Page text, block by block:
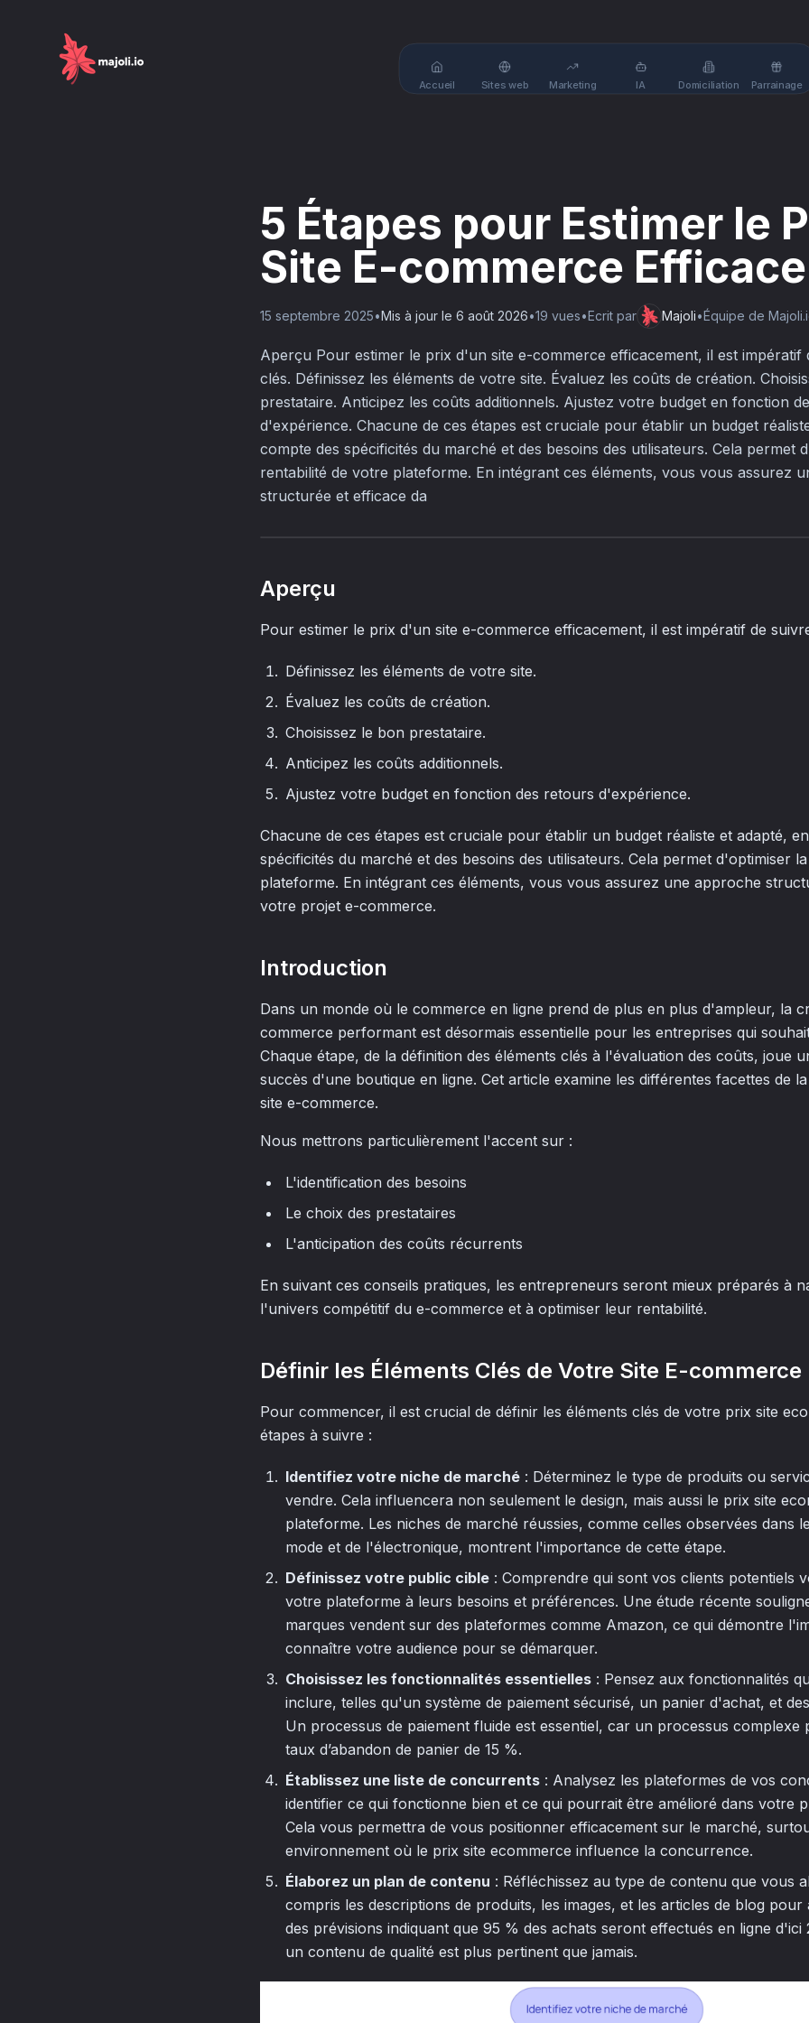
Accueil Sites web Marketing IA Domiciliation Parrainage
5 Étapes pour Estimer le
Site E-commerce
15 septembre 2025•Mis à jour le 6 août 2026•19 vues•Ecrit par Majoli•Équipe de
Aperçu Pour estimer le prix d'un site e-commerce efficacement, il est impératif
clés. Définissez les éléments de votre site. Évaluez les coûts de création.
prestataire. Anticipez les coûts additionnels. Ajustez votre budget en fonction
d'expérience. Chacune de ces étapes est cruciale pour établir un budget
compte des spécificités du marché et des besoins des utilisateurs. Cela permet
rentabilité de votre plateforme. En intégrant ces éléments, vous vous assurez
structurée et efficace da
Aperçu
Pour estimer le prix d'un site e-commerce efficacement, il est impératif de
Définissez les éléments de votre site.
Évaluez les coûts de création.
Choisissez le bon prestataire.
Anticipez les coûts additionnels.
Ajustez votre budget en fonction des retours d'expérience.
Chacune de ces étapes est cruciale pour établir un budget réaliste et adapté,
spécificités du marché et des besoins des utilisateurs. Cela permet d'optimiser
plateforme. En intégrant ces éléments, vous vous assurez une approche
votre projet e-commerce.
Introduction
Dans un monde où le commerce en ligne prend de plus en plus d'ampleur, la
commerce performant est désormais essentielle pour les entreprises qui
Chaque étape, de la définition des éléments clés à l'évaluation des coûts, joue
succès d'une boutique en ligne. Cet article examine les différentes facettes de
site e-commerce.
Nous mettrons particulièrement l'accent sur :
L'identification des besoins
Le choix des prestataires
L'anticipation des coûts récurrents
En suivant ces conseils pratiques, les entrepreneurs seront mieux préparés à
l'univers compétitif du e-commerce et à optimiser leur rentabilité.
Définir les Éléments Clés de Votre Site E-commerce
Pour commencer, il est crucial de définir les éléments clés de votre prix site
étapes à suivre :
Identifiez votre niche de marché : Déterminez le type de produits ou
vendre. Cela influencera non seulement le design, mais aussi le prix site
plateforme. Les niches de marché réussies, comme celles observées dans
mode et de l'électronique, montrent l'importance de cette étape.
Définissez votre public cible : Comprendre qui sont vos clients potentiels
votre plateforme à leurs besoins et préférences. Une étude récente
marques vendent sur des plateformes comme Amazon, ce qui démontre
connaître votre audience pour se démarquer.
Choisissez les fonctionnalités essentielles : Pensez aux fonctionnalités
inclure, telles qu'un système de paiement sécurisé, un panier d'achat, et
Un processus de paiement fluide est essentiel, car un processus complexe
taux d’abandon de panier de 15 %.
Établissez une liste de concurrents : Analysez les plateformes de vos
identifier ce qui fonctionne bien et ce qui pourrait être amélioré dans votre
Cela vous permettra de vous positionner efficacement sur le marché,
environnement où le prix site ecommerce influence la concurrence.
Élaborez un plan de contenu : Réfléchissez au type de contenu que vous
compris les descriptions de produits, les images, et les articles de blog
des prévisions indiquant que 95 % des achats seront effectués en ligne
un contenu de qualité est plus pertinent que jamais.